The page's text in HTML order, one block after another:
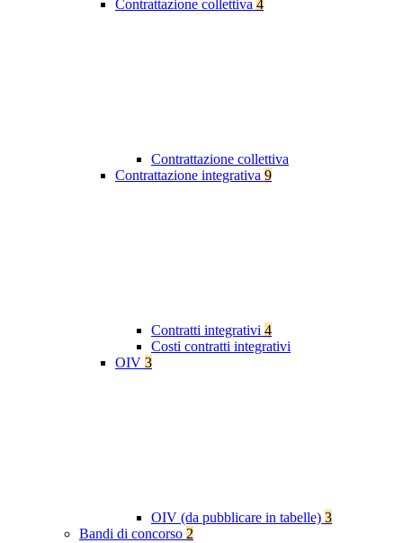
Contrattazione collettiva 4
Contrattazione collettiva
Contrattazione integrativa 9
Contratti integrativi 4
Costi contratti integrativi
OIV 3
OIV (da pubblicare in tabelle) 3
Bandi di concorso 2